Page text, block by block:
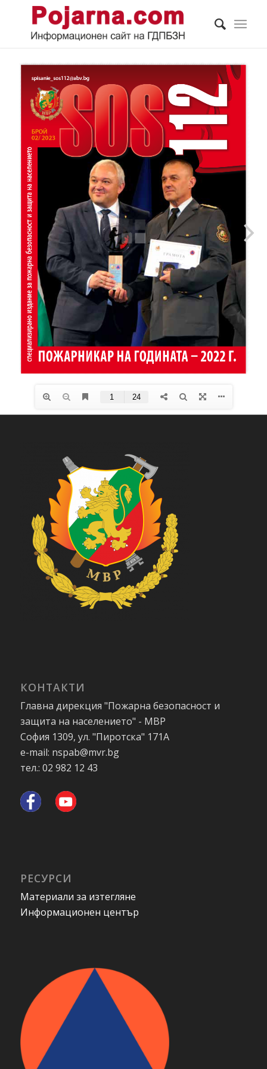
КОНТАКТИ
Главна дирекция "Пожарна безопасност и
защита на населението" - МВР
София 1309, ул. "Пиротска" 171А
e-mail: nspab@mvr.bg
тел.: 02 982 12 43
РЕСУРСИ
Материали за изтегляне
Информационен център